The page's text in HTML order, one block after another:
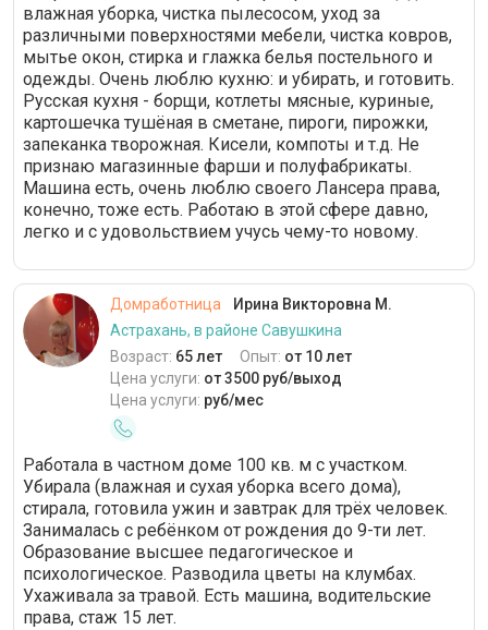
влажная уборка, чистка пылесосом, уход за
различными поверхностями мебели, чистка ковров,
мытье окон, стирка и глажка белья постельного и
одежды. Очень люблю кухню: и убирать, и готовить.
Русская кухня - борщи, котлеты мясные, куриные,
картошечка тушёная в сметане, пироги, пирожки,
запеканка творожная. Кисели, компоты и т.д. Не
признаю магазинные фарши и полуфабрикаты.
Машина есть, очень люблю своего Лансера права,
конечно, тоже есть. Работаю в этой сфере давно,
легко и с удовольствием учусь чему-то новому.
Домработница
Ирина Викторовна М.
Астрахань, в районе Савушкина
Возраст: 65 лет Опыт: от 10 лет
Цена услуги: от 3500 руб/выход
Цена услуги: руб/мес
Работала в частном доме 100 кв. м с участком.
Убирала (влажная и сухая уборка всего дома),
стирала, готовила ужин и завтрак для трёх человек.
Занималась с ребёнком от рождения до 9-ти лет.
Образование высшее педагогическое и
психологическое. Разводила цветы на клумбах.
Ухаживала за травой. Есть машина, водительские
права, стаж 15 лет.